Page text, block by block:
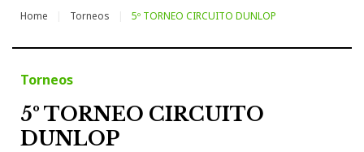
Home Torneos 5º TORNEO CIRCUITO DUNLOP
Torneos
5º TORNEO CIRCUITO
DUNLOP